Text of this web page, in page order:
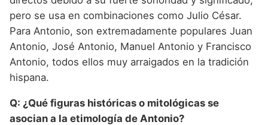
pero se usa en combinaciones como Julio César.
Para Antonio, son extremadamente populares Juan
Antonio, José Antonio, Manuel Antonio y Francisco
Antonio, todos ellos muy arraigados en la tradición
hispana.
Q: ¿Qué figuras históricas o mitológicas se
asocian a la etimología de Antonio?